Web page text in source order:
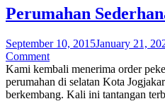
Perumahan
September 10, 2015January 21,
Comment
Kami kembali menerima order
perumahan di selatan Kota
berkembang. Kali ini tantangan